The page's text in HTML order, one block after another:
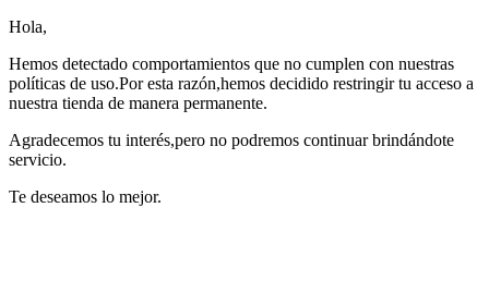
Hola,
Hemos detectado comportamientos que no cumplen con nuestras
políticas de uso.Por esta razón,hemos decidido restringir tu acceso a
nuestra tienda de manera permanente.
Agradecemos tu interés,pero no podremos continuar brindándote
servicio.
Te deseamos lo mejor.